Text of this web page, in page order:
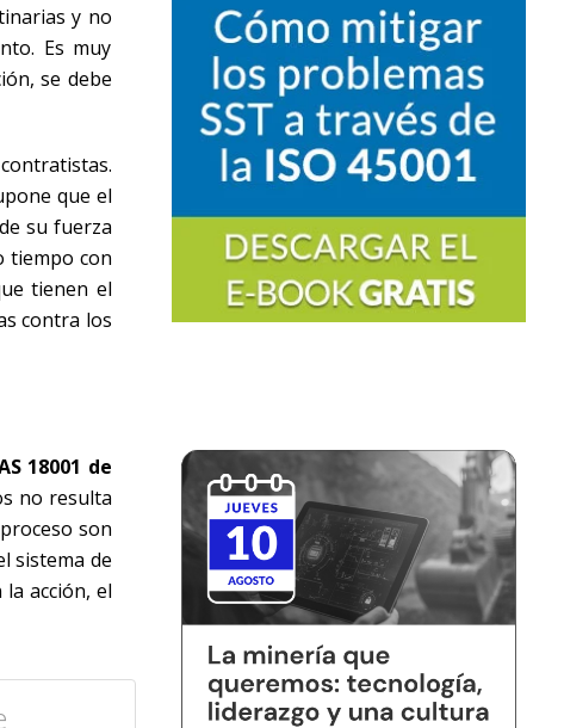
y no
Es muy
se debe
que el
su fuerza
tiempo con
tienen el
contra los
18001 de
no resulta
son
sistema de
acción, el